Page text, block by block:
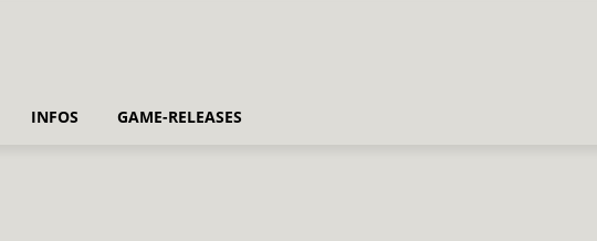
INFOS GAME-RELEASES